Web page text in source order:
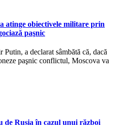
atinge obiectivele militare prin
paşnic
a declarat sâmbătă că, dacă
paşnic conflictul, Moscova va
de Rusia în cazul unui război